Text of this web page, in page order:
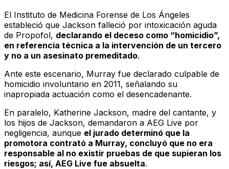
El Instituto de Medicina Forense de Los Ángeles
estableció que Jackson falleció por intoxicación aguda
de Propofol, declarando el deceso como “homicidio”,
en referencia técnica a la intervención de un tercero
y no a un asesinato premeditado.
Ante este escenario, Murray fue declarado culpable de
homicidio involuntario en 2011, señalando su
inapropiada actuación como el desencadenante.
En paralelo, Katherine Jackson, madre del cantante, y
los hijos de Jackson, demandaron a AEG Live por
negligencia, aunque el jurado determinó que la
promotora contrató a Murray, concluyó que no era
responsable al no existir pruebas de que supieran los
riesgos; así, AEG Live fue absuelta.